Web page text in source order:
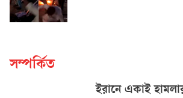
সম্পর্কিত
ইরানে একাই